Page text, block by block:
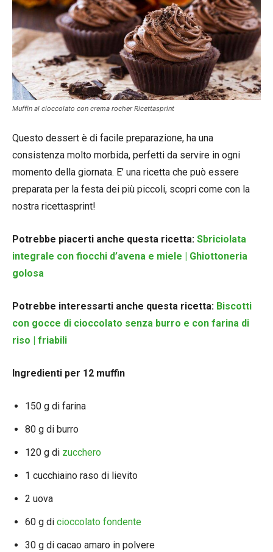
Muffin al cioccolato con crema rocher Ricettasprint
Questo dessert è di facile preparazione, ha una
consistenza molto morbida, perfetti da servire in ogni
momento della giornata. E’ una ricetta che può essere
preparata per la festa dei più piccoli, scopri come con la
nostra ricettasprint!
Potrebbe piacerti anche questa ricetta: Sbriciolata
integrale con fiocchi d’avena e miele | Ghiottoneria
golosa
Potrebbe interessarti anche questa ricetta: Biscotti
con gocce di cioccolato senza burro e con farina di
riso | friabili
Ingredienti per 12 muffin
150 g di farina
80 g di burro
120 g di zucchero
1 cucchiaino raso di lievito
2 uova
60 g di cioccolato fondente
30 g di cacao amaro in polvere